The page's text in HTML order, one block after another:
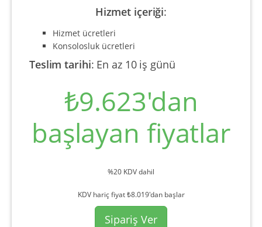
Hizmet içeriği:
Hizmet ücretleri
Konsolosluk ücretleri
Teslim tarihi: En az 10 iş günü
₺9.623'dan
başlayan fiyatlar
%20 KDV dahil
KDV hariç fiyat ₺8.019'dan başlar
Sipariş Ver